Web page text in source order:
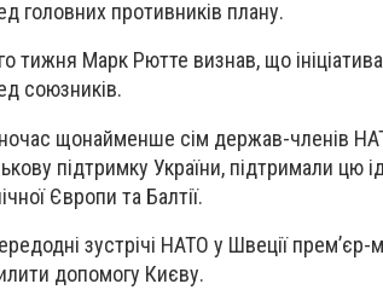
головних противників плану.
тижня Марк Рютте визнав, що
союзників.
щонайменше сім держав-членів
підтримку України, підтримали
Європи та Балтії.
зустрічі НАТО у Швеції прем’єр-
допомогу Києву.